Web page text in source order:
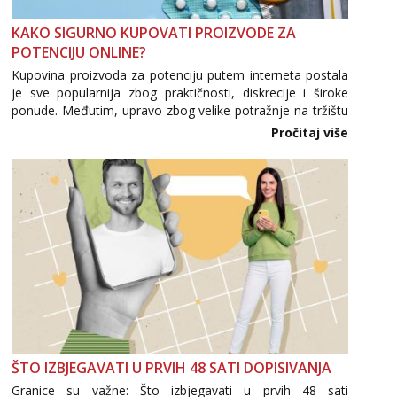
tel:0,93€ - mob:1,12€ min
Anđela
Čekam tvoj poziv!
Tel: 064/677-677- Kod: #142
Lucija
Razgovaram :)
Tel:064/677-677
tel:0,93€ - mob:1,12€ min
Obavijesti me kada se oslobodi
Liliana
Razgovaram :)
064/677-677
- Kod: #69
tel:0,93€ - mob:1,12€ min
Obavijesti me kada se oslobodi
KAKO SIGURNO KUPOVATI PROIZVODE ZA
POTENCIJU ONLINE?
Kupovina proizvoda za potenciju putem interneta postala
je sve popularnija zbog praktičnosti, diskrecije i široke
ponude. Međutim, upravo zbog velike potražnje na tržištu
se pojavljuju i brojni krivotvoreni proizvodi, nepouzdane
internetske trgovine te proizvodi nepoznatog podrijetla. ...
Pročitaj više
ŠTO IZBJEGAVATI U PRVIH 48 SATI DOPISIVANJA
Granice su važne: Što izbjegavati u prvih 48 sati